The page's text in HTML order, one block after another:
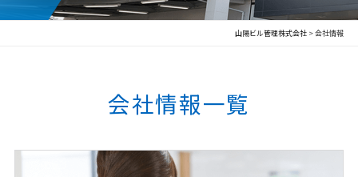
山陽ビル管理株式会社 >会社情報
会社情報一覧